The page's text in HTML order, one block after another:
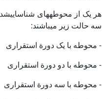
هر یک از محوطه­های
سه حالت زیر می­باشند:
- محوطه با یک دورة استقراری
- محوطه با دو دورة استقراری
- محوطه با سه دورة استقراری